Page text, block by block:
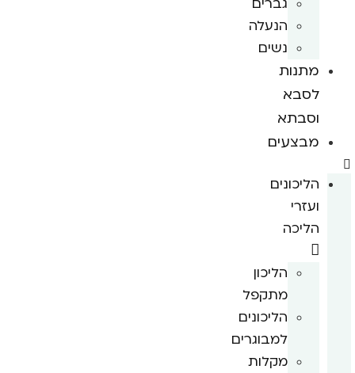
הנעלה
נשים
מתנות
לסבא
וסבתא
מבצעים
הליכונים
ועזרי
הליכה
הליכון
מתקפל
הליכונים
למבוגרים
מקלות